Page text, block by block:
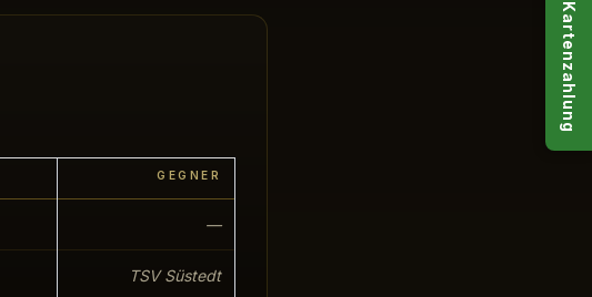
GEGNER
—
TSV Süstedt
Kartenzahlung